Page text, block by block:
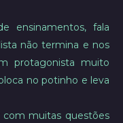
ensinamentos, fala
não termina e nos
protagonista muito
no potinho e leva
com muitas questões